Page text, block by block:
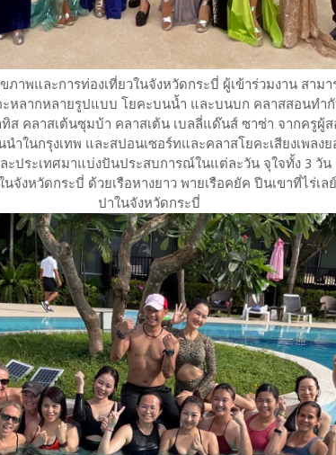
ภาพและการท่องเที่ยวในจังหวัดกระบี่ ผู้เข้าร่วมงาน สาม
ะหลากหลายรูปแบบ โยคะบนน้ำ และบนบก คลาสสอนทำ
ส คลาสเต้นซุมบ้า คลาสเต้น เบลลี่แด๊นส์ ซาซ่า จากครูผู้ส
ำในกรุงเทพ และสปอนเซอร์ทและคลาสโยคะเสียงเพลง
ประเทศมาแบ่งปันประสบการณ์ในแต่ละวัน จุใจทั้ง 3 วัน
นจังหวัดกระบี่ ด้วยเรือหางยาว พายเรือคยัค ปีนเขาที่ไร่เ
ปาในจังหวัดกระบี่